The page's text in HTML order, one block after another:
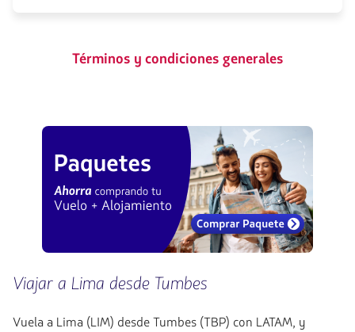
Términos y condiciones generales
Viajar a Lima desde Tumbes
Vuela a Lima (LIM) desde Tumbes (TBP) con LATAM, y